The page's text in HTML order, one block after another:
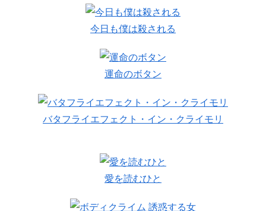
今日も僕は殺される
運命のボタン
バタフライエフェクト・イン・クライモリ
愛を読むひと